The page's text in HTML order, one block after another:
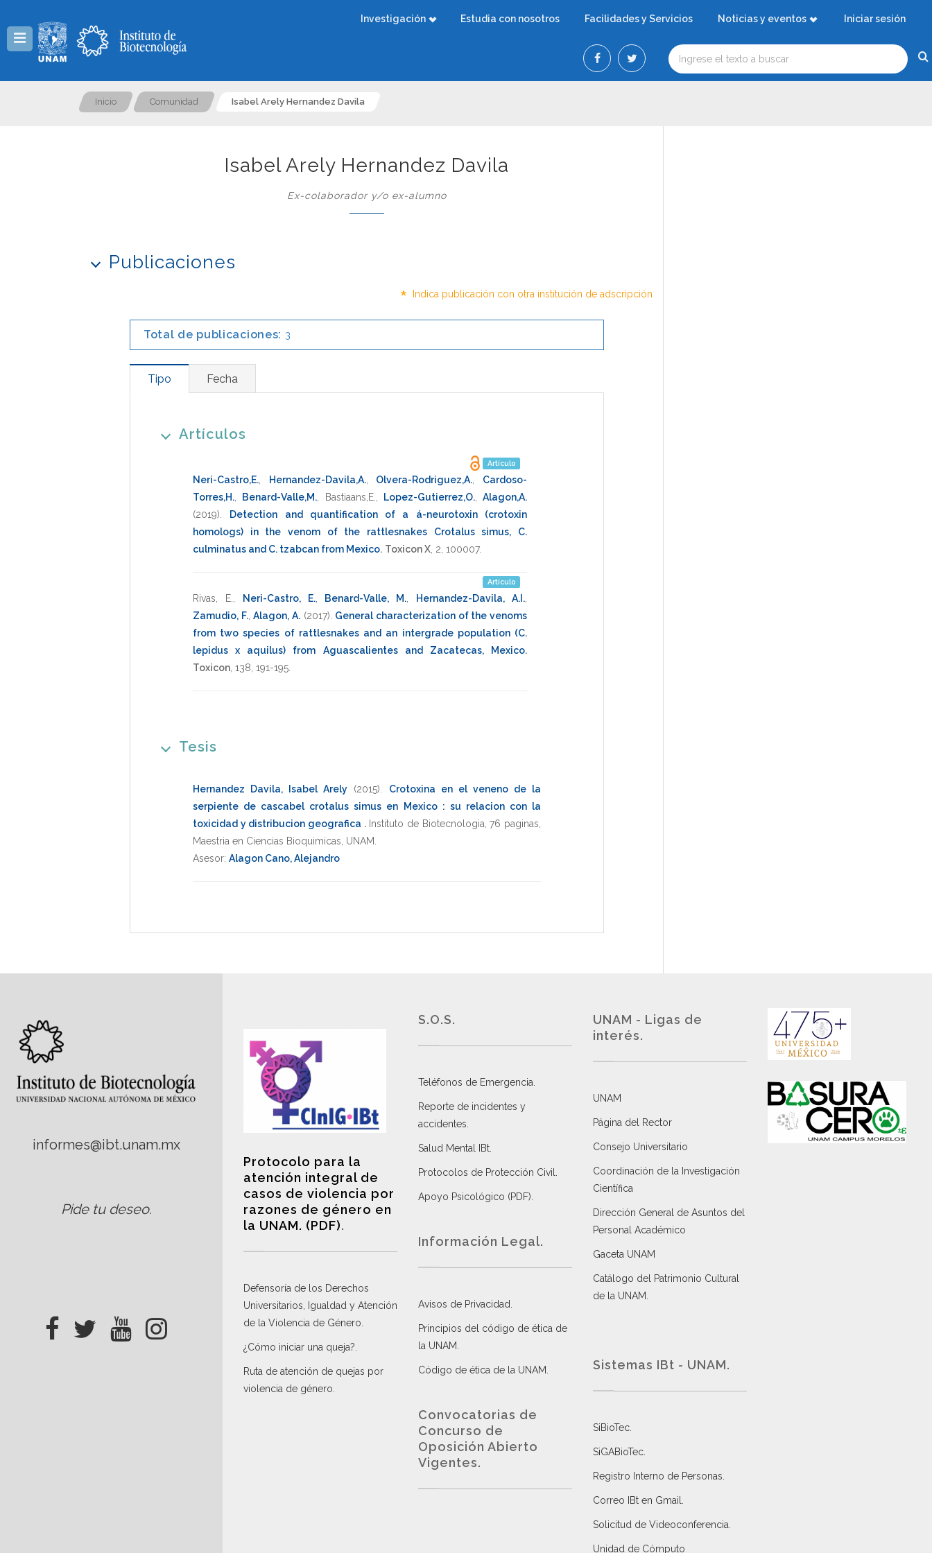
Investigación Estudia con nosotros Facilidades y Servicios Noticias y eventos Iniciar sesión
Inicio Comunidad Isabel Arely Hernandez Davila
Isabel Arely Hernandez Davila
Ex-colaborador y/o ex-alumno
Publicaciones
* Indica publicación con otra institución de adscripción
Total de publicaciones: 3
Tipo Fecha
Artículos
Artículo
Neri-Castro,E. Hernandez-Davila,A., Olvera-Rodriguez,A.
Cardoso-
Torres,H.
Benard-Valle,M. Bastiaans,E. Lopez-Gutierrez,O., Alagon,A.
(2019)
Detection and quantification of a á-neurotoxin (crotoxin
homologs) in the venom of the rattlesnakes Crotalus simus, C.
culminatus and C. tzabcan from Mexico. Toxicon X 2 100007.
Artículo
Rivas, E. Neri-Castro, E., Benard-Valle, M. Hernandez-Davila, A.I.
Zamudio, F.,Alagon, A. (2017) General characterization of the venoms
from two species of rattlesnakes and an intergrade population (C.
lepidus x aquilus) from Aguascalientes and Zacatecas, Mexico.
Toxicon 138 191-195
Tesis
Hernandez Davila, Isabel Arely (2015)
Crotoxina en el veneno de la
serpiente de cascabel crotalus simus en Mexico : su relacion con la
toxicidad y distribucion geografica . Instituto de Biotecnologia ,76 paginas
Maestria en Ciencias Bioquimicas UNAM
Asesor: Alagon Cano, Alejandro
informes@ibt.unam.mx
Pide tu deseo.
Protocolo para la
atención integral de
casos de violencia por
razones de género en
la UNAM. (PDF).
Defensoría de los Derechos
Universitarios, Igualdad y Atención
de la Violencia de Género
¿Cómo iniciar una queja?
Ruta de atención de quejas por
violencia de género
S.O.S.
Teléfonos de Emergencia.
Reporte de incidentes y
accidentes
Salud Mental IBt
Protocolos de Protección Civil
Apoyo Psicológico (PDF)
Información Legal.
Avisos de Privacidad
Principios del código de ética de
la UNAM
Código de ética de la UNAM
Convocatorias de
Concurso de
Oposición Abierto
Vigentes.
UNAM - Ligas de
interés.
UNAM
Página del Rector
Consejo Universitario
Coordinación de la Investigación
Científica
Dirección General de Asuntos del
Personal Académico
Gaceta UNAM
Catálogo del Patrimonio Cultural
de la UNAM.
Sistemas IBt - UNAM.
SiBioTec
SiGABioTec.
Registro Interno de Personas
Correo IBt en Gmail
Solicitud de Videoconferencia.
Unidad de Cómputo